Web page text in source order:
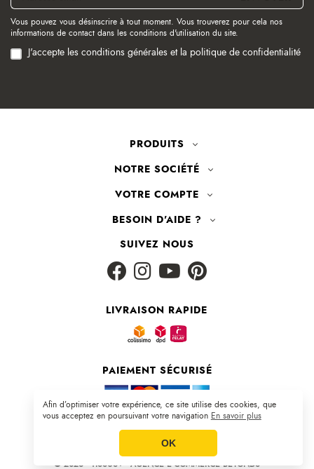
Afin d’optimiser votre expérience, ce site utilise des cookies, que
vous acceptez en poursuivant votre navigation En savoir plus
OK
Vous pouvez vous désinscrire à tout moment. Vous trouverez pour cela nos
informations de contact dans les conditions d'utilisation du site.
J'accepte les conditions générales et la politique de confidentialité
PRODUITS
NOTRE SOCIÉTÉ
VOTRE COMPTE
BESOIN D'AIDE ?
SUIVEZ NOUS
LIVRAISON RAPIDE
PAIEMENT SÉCURISÉ
| CGV | Mentions légales
© 2026 - TISSUS+ - AGENCE E-COMMERCE BEYONDS